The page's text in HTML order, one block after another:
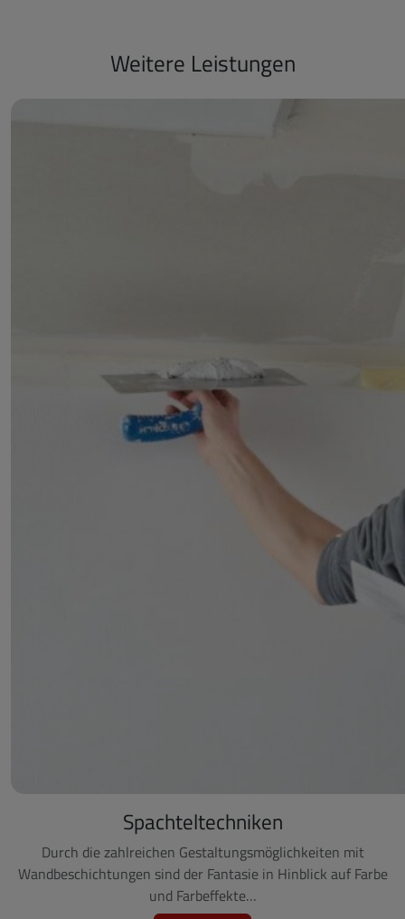
Weitere Leistungen
Spachteltechniken
Durch die zahlreichen Gestaltungsmöglichkeiten mit
Wandbeschichtungen sind der Fantasie in Hinblick auf Farbe
und Farbeffekte…